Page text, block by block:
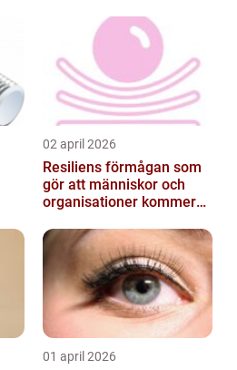
02 april 2026
Resiliens förmågan som
gör att människor och
organisationer kommer
01 april 2026